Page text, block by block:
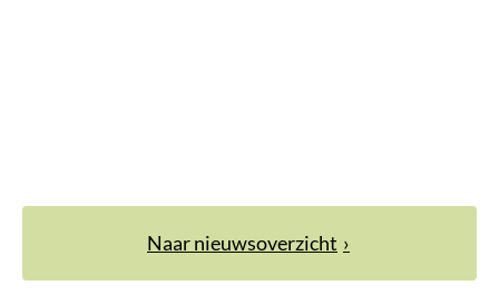
Naar nieuwsoverzicht